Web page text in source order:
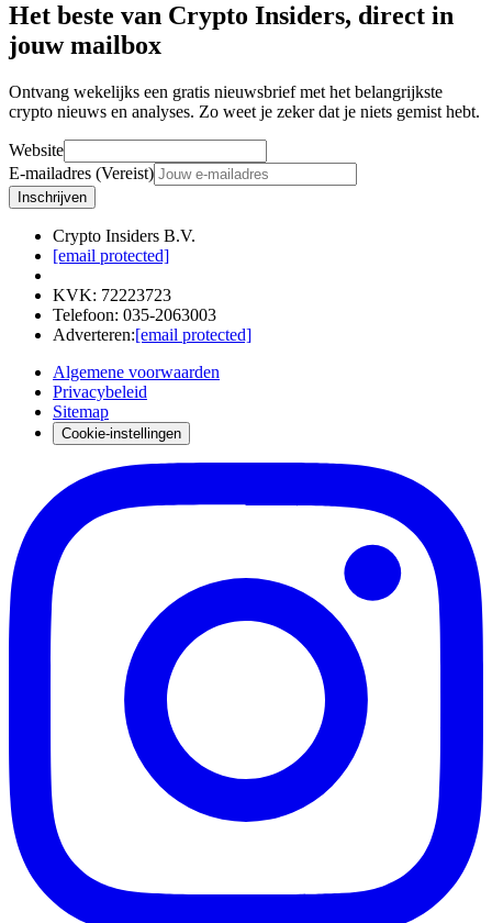
Het beste van Crypto Insiders, direct in
jouw mailbox
Ontvang wekelijks een gratis nieuwsbrief met het belangrijkste
crypto nieuws en analyses. Zo weet je zeker dat je niets gemist hebt.
Website
E-mailadres (Vereist)
Inschrijven
Crypto Insiders B.V.
[email protected]
KVK: 72223723
Telefoon: 035-2063003
Adverteren:[email protected]
Algemene voorwaarden
Privacybeleid
Sitemap
Cookie-instellingen